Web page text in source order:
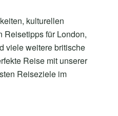
kulturellen
Reisetipps für London,
viele weitere britische
Reise mit unserer
Reiseziele im